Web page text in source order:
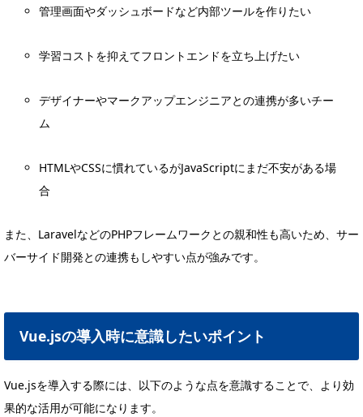
管理画面やダッシュボードなど内部ツールを作りたい
学習コストを抑えてフロントエンドを立ち上げたい
デザイナーやマークアップエンジニアとの連携が多いチー
ム
HTMLやCSSに慣れているがJavaScriptにまだ不安がある場
合
また、LaravelなどのPHPフレームワークとの親和性も高いため、サー
バーサイド開発との連携もしやすい点が強みです。
Vue.jsの導入時に意識したいポイント
Vue.jsを導入する際には、以下のような点を意識することで、より効
果的な活用が可能になります。